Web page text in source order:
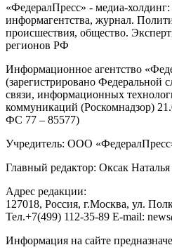
«ФедералПресс» - медиа-
информагентства, журнал.
происшествия, общество.
регионов РФ
Информационное агентство
(зарегистрировано Федеральной
связи, информационных
коммуникаций (Роскомнадзор)
ФС 77 – 85577)
Учредитель: ООО
Главный редактор: Оксак
Адрес редакции:
127018, Россия, г.Москва, ул.
Тел.+7(499) 112-35-89 E-mail:
Информация на сайте